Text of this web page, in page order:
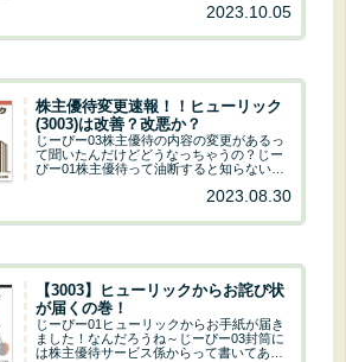
い 優待内容名 保有株式数3,000円相当のグ
2023.10.05
株主優待変更速報！！ヒューリック
(3003)は改善？改悪か？
じーぴー03株主優待の内容の変更があるっ
て聞いたんだけどどうなっちゃうの？じー
ぴー01株主優待って油断すると知らないう
良いと改善するし、悪ければ貰えるものが
う事もあ...
2023.08.30
【3003】ヒューリックからお詫び状
が届くの巻！
じーぴー01ヒューリックからお手紙が届き
ました！なんだろうね～じーぴー03封筒に
は株主優待サービス係からって書いてある